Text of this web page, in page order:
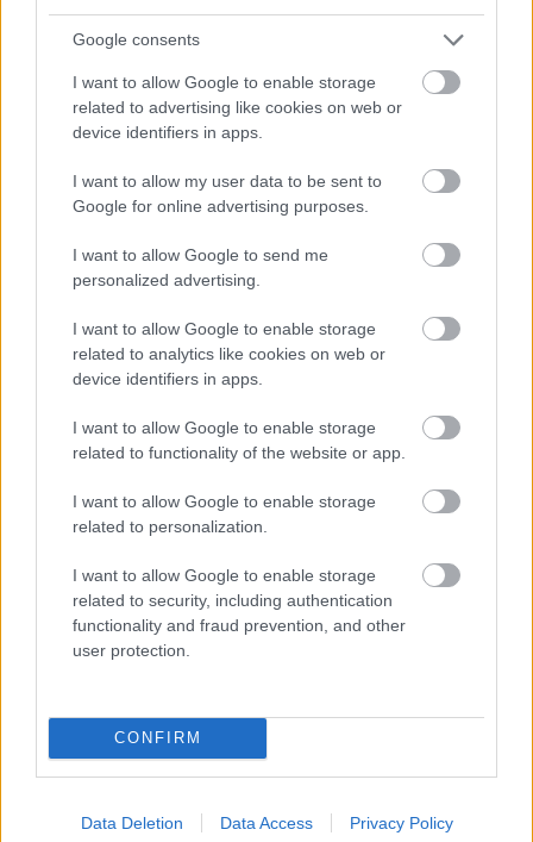
Google consents
I want to allow Google to enable storage
related to advertising like cookies on web or
device identifiers in apps.
I want to allow my user data to be sent to
Google for online advertising purposes.
I want to allow Google to send me
personalized advertising.
I want to allow Google to enable storage
related to analytics like cookies on web or
device identifiers in apps.
I want to allow Google to enable storage
related to functionality of the website or app.
I want to allow Google to enable storage
related to personalization.
I want to allow Google to enable storage
related to security, including authentication
functionality and fraud prevention, and other
user protection.
CONFIRM
Data Deletion Data Access Privacy Policy
FORMA-1
jövőjével kapcsolatban
„Amikor bejelentették, hogy a McLaren meg akar
szabadulni a Hondától, rögtön felhívtam a
kapcsolataimat. Nem volt könnyű meggyőzni a
hiszen már ekkor ki akartak szállni.”
Marko hozzátette, komoly felszerelésekkel is
segítették a Hondát, hogy jobb munkát
tudjanak végezni a gyárban:
„Ismeritek az AVL-t? Ez egy olyan cég, aminek 12
százaléka mérnök. A főhadiszállás Grazban van,
ahol motorokat és tesztpadokat fejlesztenek. Ez a